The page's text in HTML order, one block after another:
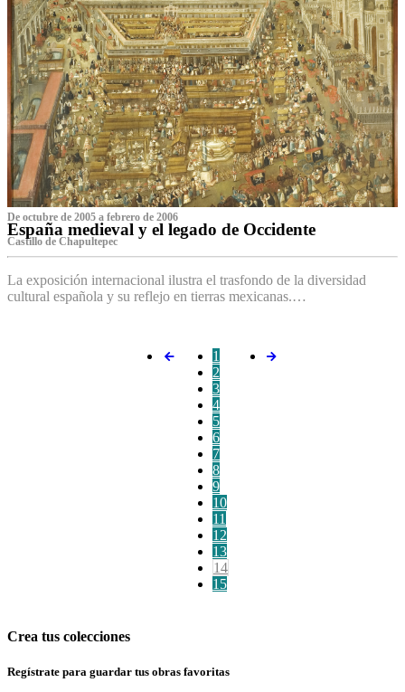
De octubre de 2005 a febrero de 2006
España medieval y el legado de Occidente
Castillo de Chapultepec
La exposición internacional ilustra el trasfondo de la diversidad
cultural española y su reflejo en tierras mexicanas.…
1
2
3
4
5
6
7
8
9
10
11
12
13
14
15
Crea tus colecciones
Regístrate para guardar tus obras favoritas